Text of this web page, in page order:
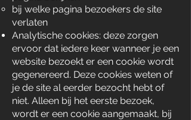
bij welke pagina bezoekers de site
verlaten
Analytische cookies: deze zorgen
ervoor dat iedere keer wanneer je een
website bezoekt er een cookie wordt
gegenereerd. Deze cookies weten of
je de site al eerder bezocht hebt of
niet. Alleen bij het eerste bezoek,
wordt er een cookie aangemaakt, bij